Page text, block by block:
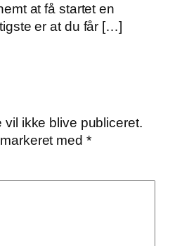
at få startet en
er at du får […]
vil ikke blive publiceret.
med *